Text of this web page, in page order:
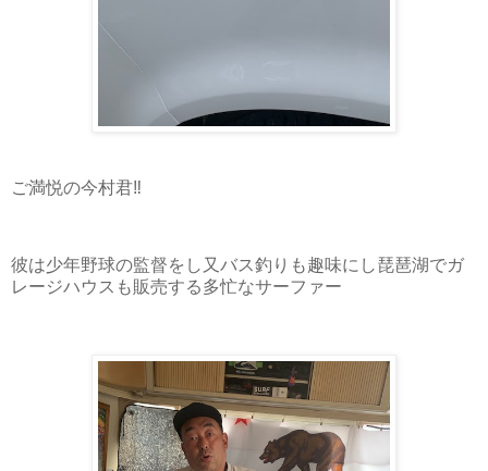
ご満悦の今村君‼️
彼は少年野球の監督をし又バス釣りも趣味にし琵琶湖でガ
レージハウスも販売する多忙なサーファー